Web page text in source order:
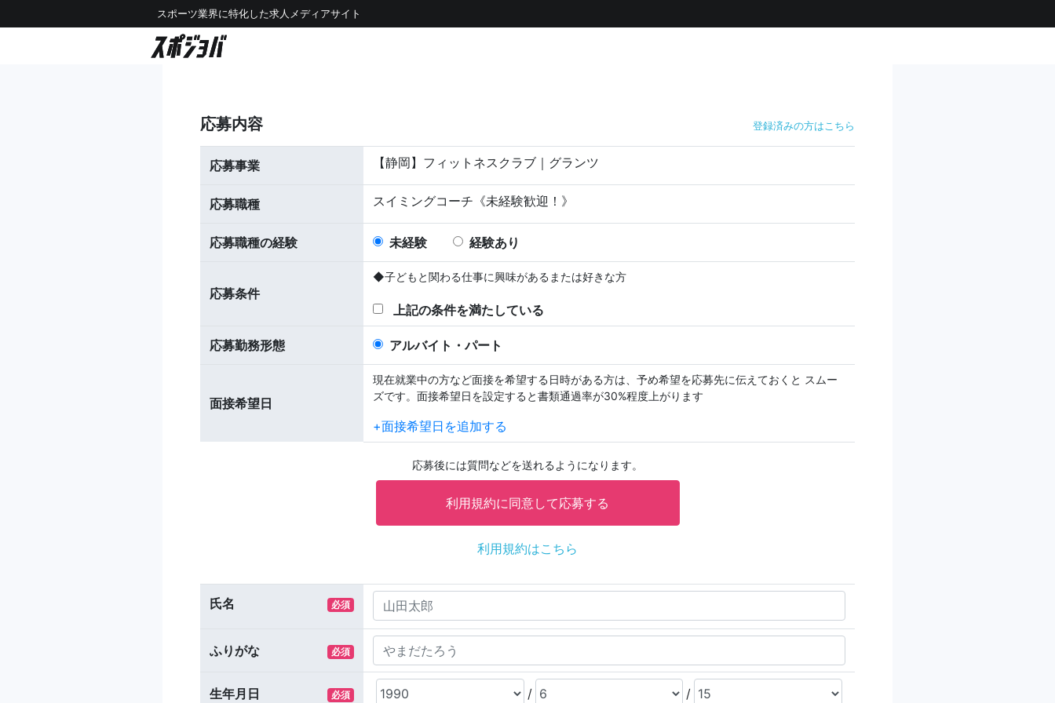
スポーツ業界に特化した求人メディアサイト
応募内容 登録済みの方はこちら
応募事業 【静岡】フィットネスクラブ｜グランツ
応募職種 スイミングコーチ《未経験歓迎！》
応募職種の経験 未経験 経験あり
応募条件
◆子どもと関わる仕事に興味があるまたは好きな方
上記の条件を満たしている
応募勤務形態 アルバイト・パート
面接希望日
現在就業中の方など面接を希望する日時がある方は、予め希望を応募先に伝えておくと スムー
ズです。面接希望日を設定すると書類通過率が30%程度上がります
+面接希望日を追加する
応募後には質問などを送れるようになります。
利用規約はこちら
氏名 必須
ふりがな 必須
生年月日 必須 / /